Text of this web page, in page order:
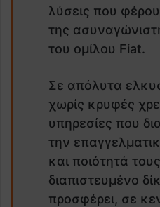
λύσεις που
της
του ομίλου Fiat.
Σε απόλυτα
χωρίς κρυφές
υπηρεσίες που
την
και ποιότητά
διαπιστευμένο
προσφέρει, σε